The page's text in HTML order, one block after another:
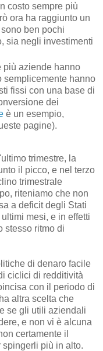
costo sempre più
ora ha raggiunto un
ben pochi
sia negli investimenti
più aziende hanno
semplicemente hanno
fissi con una base di
dei
è un esempio,
pagine).
trimestre, la
il picco, e nel terzo
trimestrale
riteniamo che non
a deficit degli Stati
mesi, e in effetti
stesso ritmo di
di denaro facile
ciclici di redditività
con il periodo di
altra scelta che
se gli utili aziendali
e non vi è alcuna
certamente il
spingerli più in alto.